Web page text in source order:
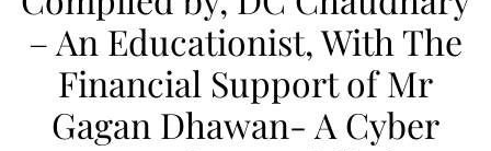
– An Educationist, With The
Financial Support of Mr
Gagan Dhawan- A Cyber